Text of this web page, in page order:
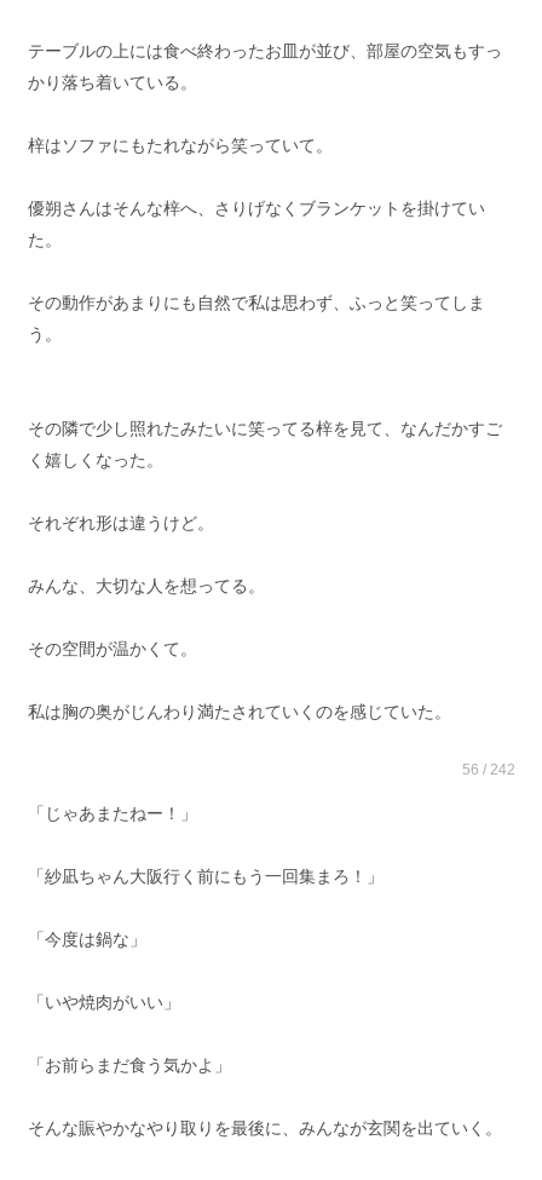
テーブルの上には食べ終わったお皿が並び、部屋の空気もすっ
かり落ち着いている。
梓はソファにもたれながら笑っていて。
優朔さんはそんな梓へ、さりげなくブランケットを掛けてい
た。
その動作があまりにも自然で私は思わず、ふっと笑ってしま
う。
その隣で少し照れたみたいに笑ってる梓を見て、なんだかすご
く嬉しくなった。
それぞれ形は違うけど。
みんな、大切な人を想ってる。
その空間が温かくて。
私は胸の奥がじんわり満たされていくのを感じていた。
56 / 242
「じゃあまたねー！」
「紗凪ちゃん大阪行く前にもう一回集まろ！」
「今度は鍋な」
「いや焼肉がいい」
「お前らまだ食う気かよ」
そんな賑やかなやり取りを最後に、みんなが玄関を出ていく。